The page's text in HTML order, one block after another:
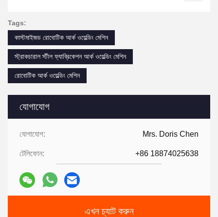
যোগাযোগ
যোগাযোগ: Mrs. Doris Chen
টেলিফোন: +86 18874025638
এখন চ্যাট করুন
Tags:
কাস্টমাইজড রোবোটিক আর্ক ওয়েল্ডিং মেশিন
স্ট্রাকচারাল স্টীল ফ্যাব্রিকেশন আর্ক ওয়েল্ডিং মেশিন
রোবোটিক আর্ক ওয়েল্ডিং মেশিন